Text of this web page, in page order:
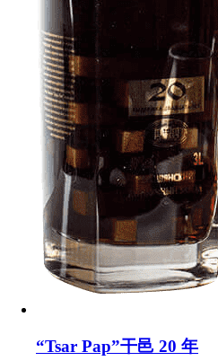
“Tsar Pap”干邑 20 年